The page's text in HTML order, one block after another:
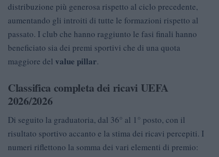
distribuzione più generosa rispetto al ciclo precedente,
aumentando gli introiti di tutte le formazioni rispetto al
passato. I club che hanno raggiunto le fasi finali hanno
beneficiato sia dei premi sportivi che di una quota
maggiore del value pillar.
Classifica completa dei ricavi UEFA
2026/2026
Di seguito la graduatoria, dal 36° al 1° posto, con il
risultato sportivo accanto e la stima dei ricavi percepiti. I
numeri riflettono la somma dei vari elementi di premio: